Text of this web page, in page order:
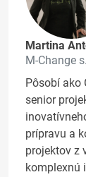
Martina
M-Change
Pôsobí ako
senior
prípravu a
projektov z
komplexnú